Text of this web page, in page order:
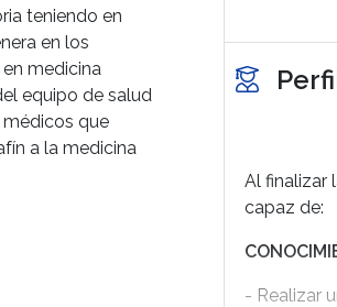
teniendo en
en los
medicina
equipo de salud
que
a la medicina
León para
Al finalizar
capaz de:
- Realizar